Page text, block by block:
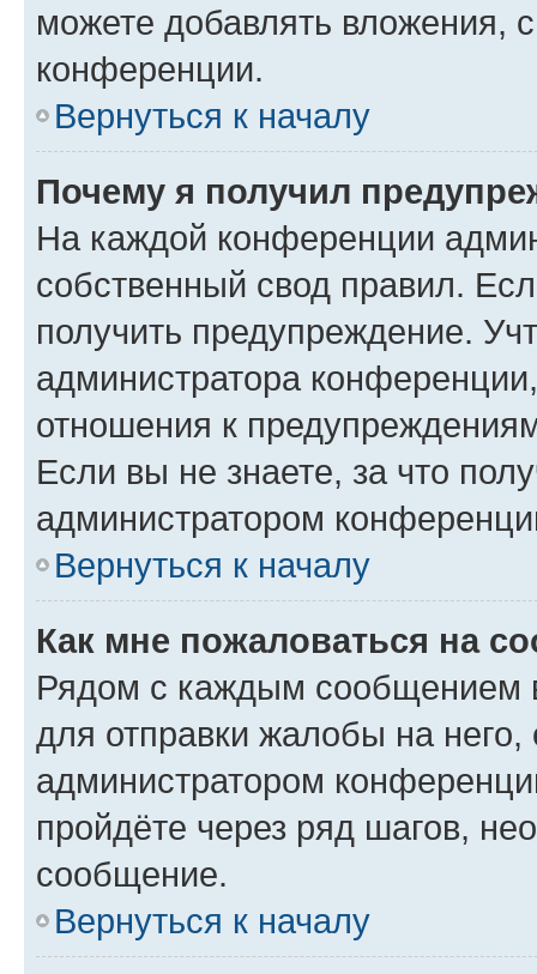
можете добавлять вложения,
конференции.
Вернуться к началу
Почему я получил
На каждой конференции
собственный свод правил.
получить предупреждение.
администратора
отношения к
Если вы не знаете, за что
администратором
Вернуться к началу
Как мне пожаловаться на
Рядом с каждым сообщением
для отправки жалобы на
администратором
пройдёте через ряд шагов,
сообщение.
Вернуться к началу